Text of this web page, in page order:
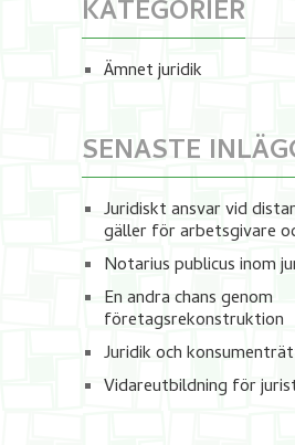
KATEGORIER
Ämnet juridik
SENASTE
Juridiskt ansvar vid
gäller för arbetsgivare
Notarius publicus inom
En andra chans genom
företagsrekonstruktion
Juridik och
Vidareutbildning för